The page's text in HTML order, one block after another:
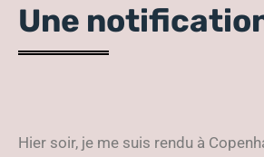
Une
Hier soir, je me suis rendu à